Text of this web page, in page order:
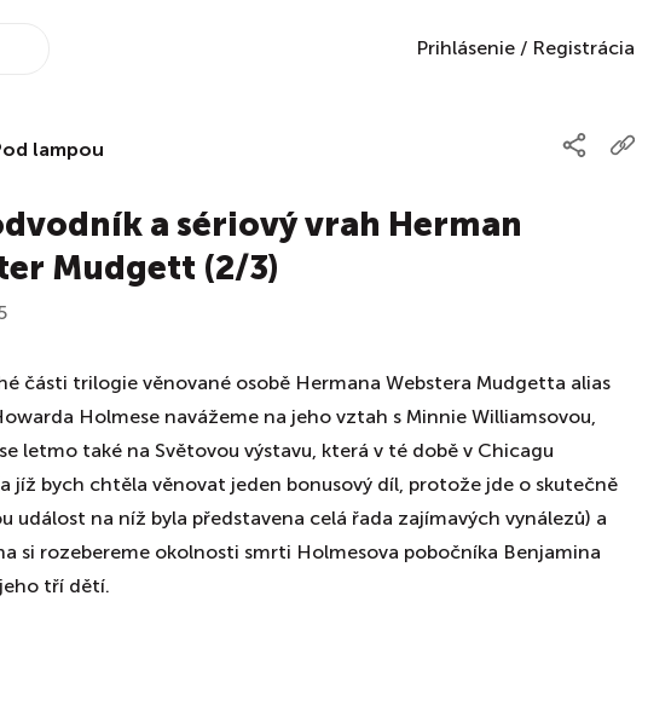
Prihlásenie / Registrácia
lampou
a sériový vrah Herman
Mudgett (2/3)
části trilogie věnované osobě Hermana Webstera Mudgetta alias
Holmese navážeme na jeho vztah s Minnie Williamsovou,
letmo také na Světovou výstavu, která v té době v Chicagu
jíž bych chtěla věnovat jeden bonusový díl, protože jde o skutečně
událost na níž byla představena celá řada zajímavých vynálezů) a
si rozebereme okolnosti smrti Holmesova pobočníka Benjamina
tří dětí.